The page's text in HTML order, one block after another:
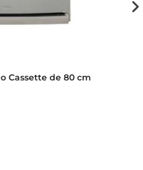
Cassette de 80 cm